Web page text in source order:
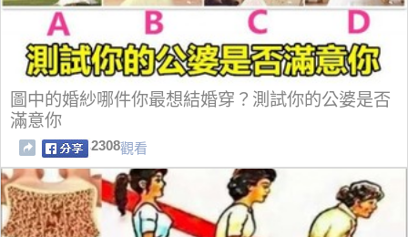
圖中的婚紗哪件你最想結婚穿？測試你的公婆是否
滿意你
2308觀看